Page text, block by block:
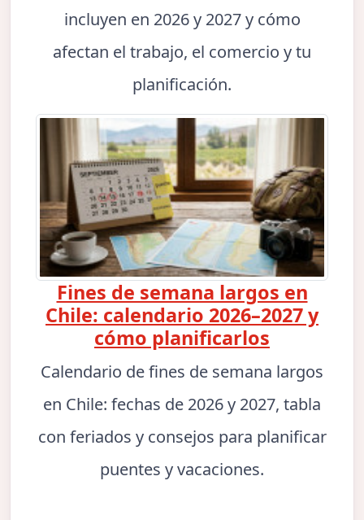
incluyen en 2026 y 2027 y cómo
afectan el trabajo, el comercio y tu
planificación.
Fines de semana largos en
Chile: calendario 2026–2027 y
cómo planificarlos
Calendario de fines de semana largos
en Chile: fechas de 2026 y 2027, tabla
con feriados y consejos para planificar
puentes y vacaciones.